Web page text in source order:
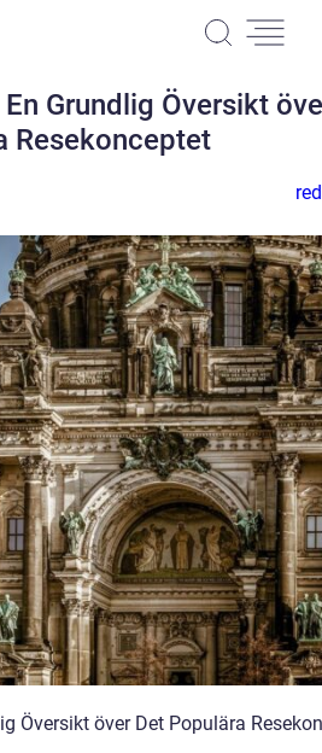
Grundlig Översikt
Resekonceptet
Översikt över Det Populära